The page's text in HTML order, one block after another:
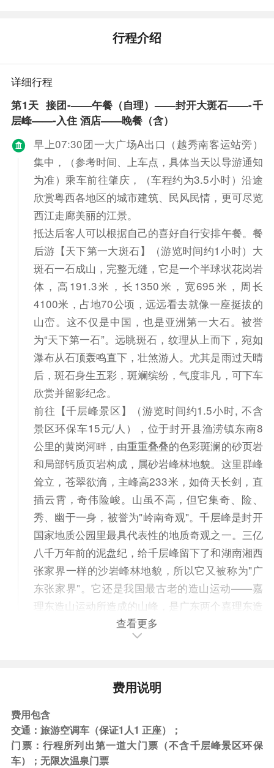
行程介绍
详细行程
第1天 接团-——午餐（自理）——封开大斑石——-千
层峰——-入住 酒店——晚餐（含）
早上07:30团一大广场A出口（越秀南客运站旁）
集中，（参考时间、上车点，具体当天以导游通知
为准）乘车前往肇庆，（车程约为3.5小时）沿途
欣赏粤西各地区的城市建筑、民风民情，更可尽览
西江走廊美丽的江景。
抵达后客人可以根据自己的喜好自行安排午餐。餐
后游【天下第一大斑石】（游览时间约1小时）大
斑石一石成山，完整无缝，它是一个半球状花岗岩
体，高191.3米，长1350米，宽695米，周长
4100米，占地70公顷，远远看去就像一座挺拔的
山峦。这不仅是中国，也是亚洲第一大石。被誉
为“天下第一石”。远眺斑石，纹理从上而下，宛如
瀑布从石顶轰鸣直下，壮煞游人。尤其是雨过天晴
后，斑石身生五彩，斑斓缤纷，气度非凡，可下车
欣赏并留影纪念。
前往【千层峰景区】（游览时间约1.5小时, 不含
景区环保车15元/人），位于封开县渔涝镇东南8
公里的黄岗河畔，由重重叠叠的色彩斑澜的砂页岩
和局部钙质页岩构成，属砂岩峰林地貌。这里群峰
耸立，苍翠欲滴，主峰高233米，如倚天长剑，直
插云霄，奇伟险峻。山虽不高，但它集奇、险、
秀、幽于一身，被誉为"岭南奇观"。千层峰是封开
国家地质公园里最具代表性的地质奇观之一。三亿
八千万年前的泥盘纪，给千层峰留下了和湖南湘西
张家界一样的沙岩峰林地貌，所以它又被称为"广
东张家界"。它还是我国最古老的造山运动——嘉
理东造山运动所造成的山峰，是广东两个嘉理东造
山运动的标准地之一。入住景区特色生态酒店，融
合在“广东桂林”龙山的青山绿水间，是一座以生态
餐饮
早餐：自理
中餐：自理
晚餐：有
住宿
查看更多
费用说明
费用包含
交通：旅游空调车（保证1人1 正座）；
门票：行程所列出第一道大门票（不含千层峰景区环保
车）；无限次温泉门票